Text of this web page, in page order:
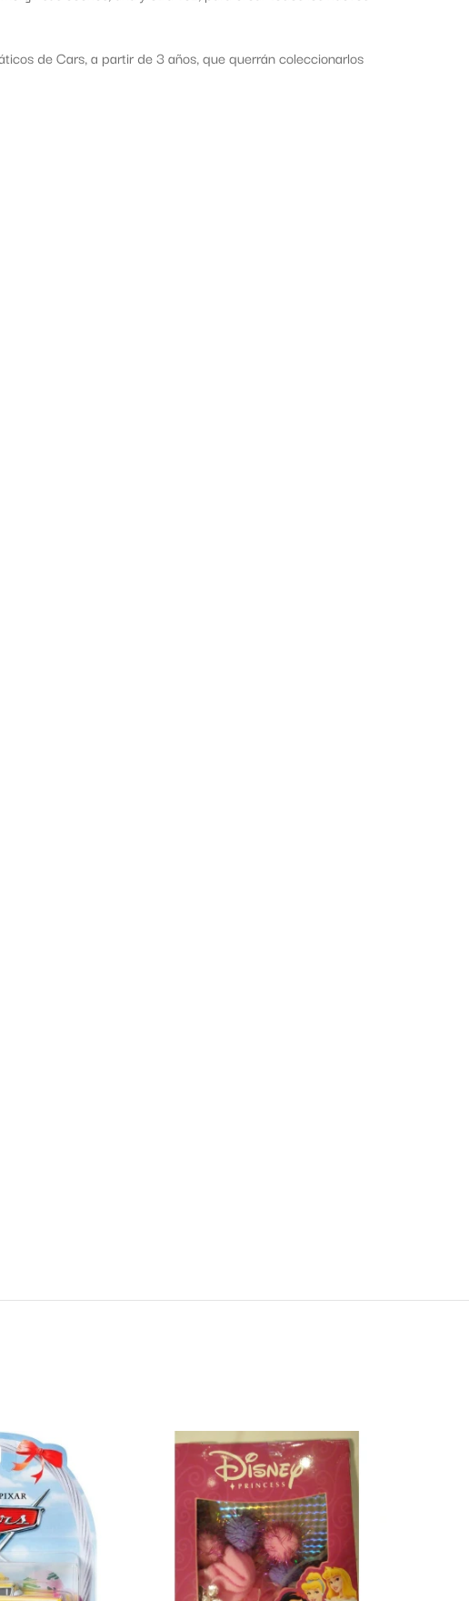
de Cars, a partir de 3 años, que querrán coleccionarlos